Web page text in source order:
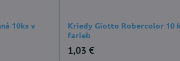
10ks v
Kriedy Giotto Robercolor 10
farieb
1,03 €